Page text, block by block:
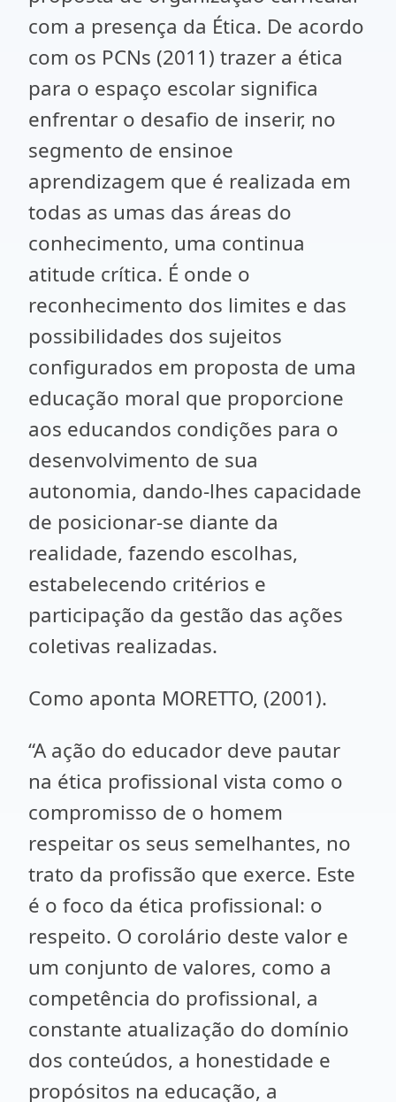
com a presença da Ética. De acordo
com os PCNs (2011) trazer a ética
para o espaço escolar significa
enfrentar o desafio de inserir, no
segmento de ensinoe
aprendizagem que é realizada em
todas as umas das áreas do
conhecimento, uma continua
atitude crítica. É onde o
reconhecimento dos limites e das
possibilidades dos sujeitos
configurados em proposta de uma
educação moral que proporcione
aos educandos condições para o
desenvolvimento de sua
autonomia, dando-lhes capacidade
de posicionar-se diante da
realidade, fazendo escolhas,
estabelecendo critérios e
participação da gestão das ações
coletivas realizadas.
Como aponta MORETTO, (2001).
“A ação do educador deve pautar
na ética profissional vista como o
compromisso de o homem
respeitar os seus semelhantes, no
trato da profissão que exerce. Este
é o foco da ética profissional: o
respeito. O corolário deste valor e
um conjunto de valores, como a
competência do profissional, a
constante atualização do domínio
dos conteúdos, a honestidade e
propósitos na educação, a